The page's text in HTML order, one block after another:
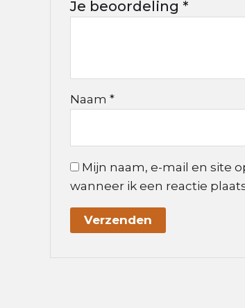
Je beoordeling *
Naam*
Mijn naam, e-mail en site
wanneer ik een reactie